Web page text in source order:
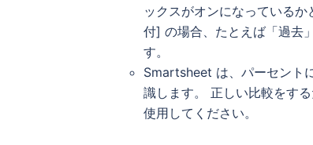
ックスがオンになっている
付] の場合、たとえば「過去
す。
Smartsheet は、パーセント
識します。 正しい比較をす
使用してください。